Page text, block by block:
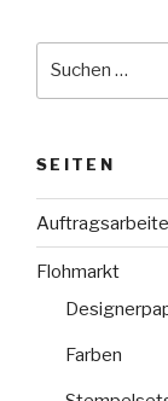
SEITEN
Flohmarkt
Farben